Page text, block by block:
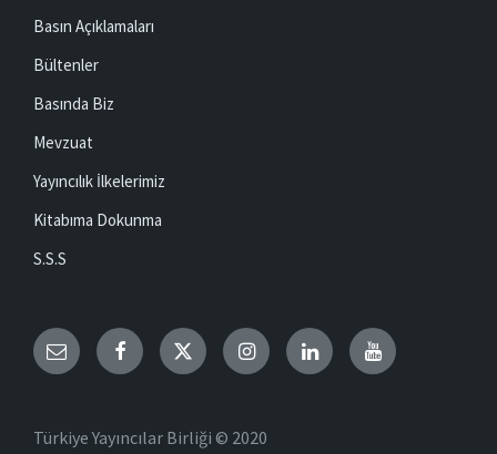
Basın Açıklamaları
Bültenler
Basında Biz
Mevzuat
Yayıncılık İlkelerimiz
Kitabıma Dokunma
S.S.S
Email Facebook TwitterInstagramLinkedInYouTube
Türkiye Yayıncılar Birliği © 2020